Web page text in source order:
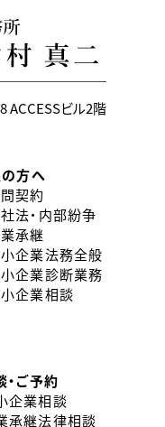
ACCESSビル2階
方へ
契約
法・内部紛争
承継
企業法務全般
企業診断業務
企業相談
・ご予約
企業相談
承継法律相談